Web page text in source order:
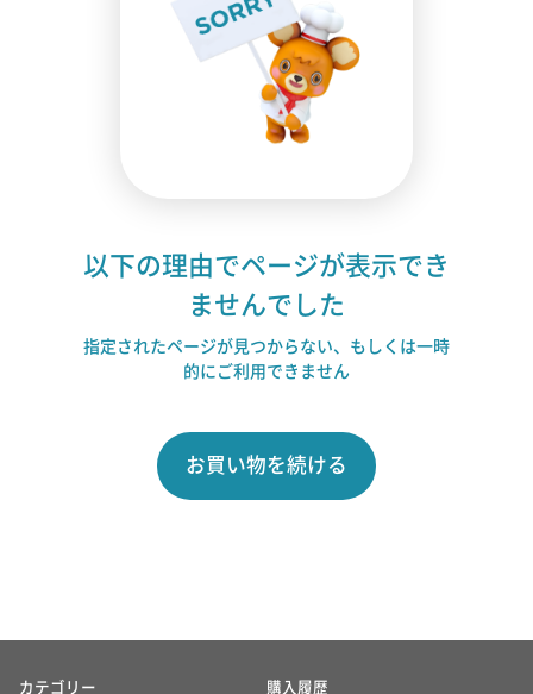
以下の理由でページが表示でき
ませんでした
指定されたページが見つからない、もしくは一時
的にご利用できません
お買い物を続ける
カテゴリー 購入履歴